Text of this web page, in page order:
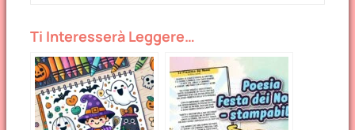
Ti Interesserà Leggere…